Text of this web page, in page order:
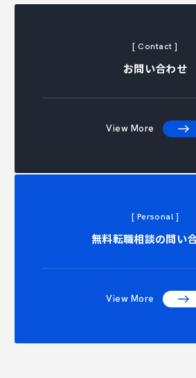
[ Contact ]
お問い合わせ
View More
[ Personal ]
無料転職相談の問い
View More